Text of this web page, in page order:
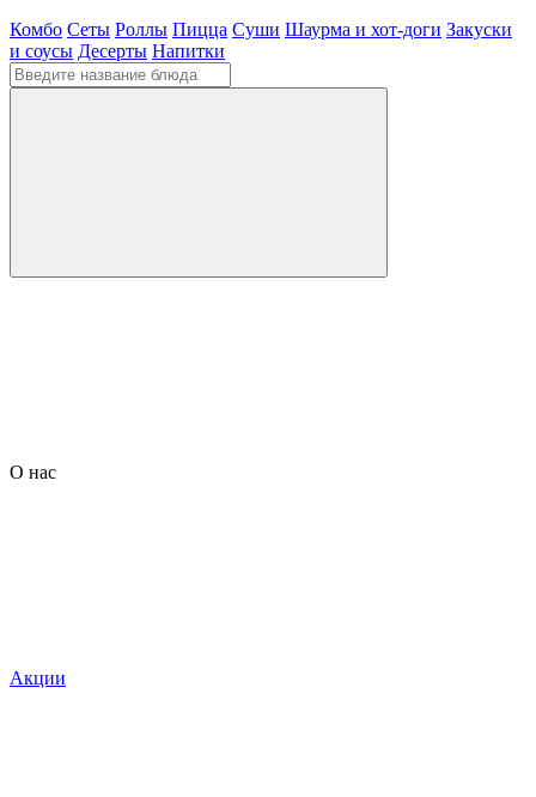
Комбо Сеты Роллы Пицца Суши Шаурма и хот-доги Закуски
и соусы Десерты Напитки
О нас
Акции